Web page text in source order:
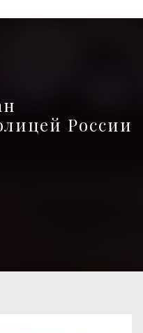
России